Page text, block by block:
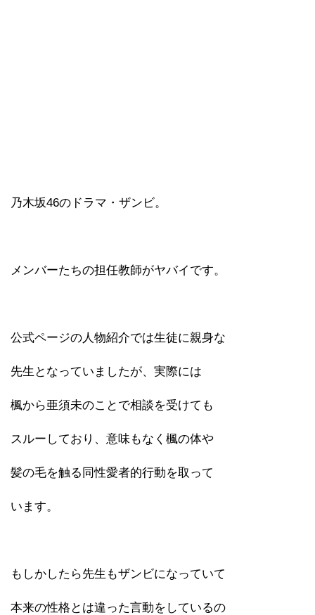
乃木坂46のドラマ・ザンビ。
メンバーたちの担任教師がヤバイです。
公式ページの人物紹介では生徒に親身な
先生となっていましたが、実際には
楓から亜須未のことで相談を受けても
スルーしており、意味もなく楓の体や
髪の毛を触る同性愛者的行動を取って
います。
もしかしたら先生もザンビになっていて
本来の性格とは違った言動をしているの